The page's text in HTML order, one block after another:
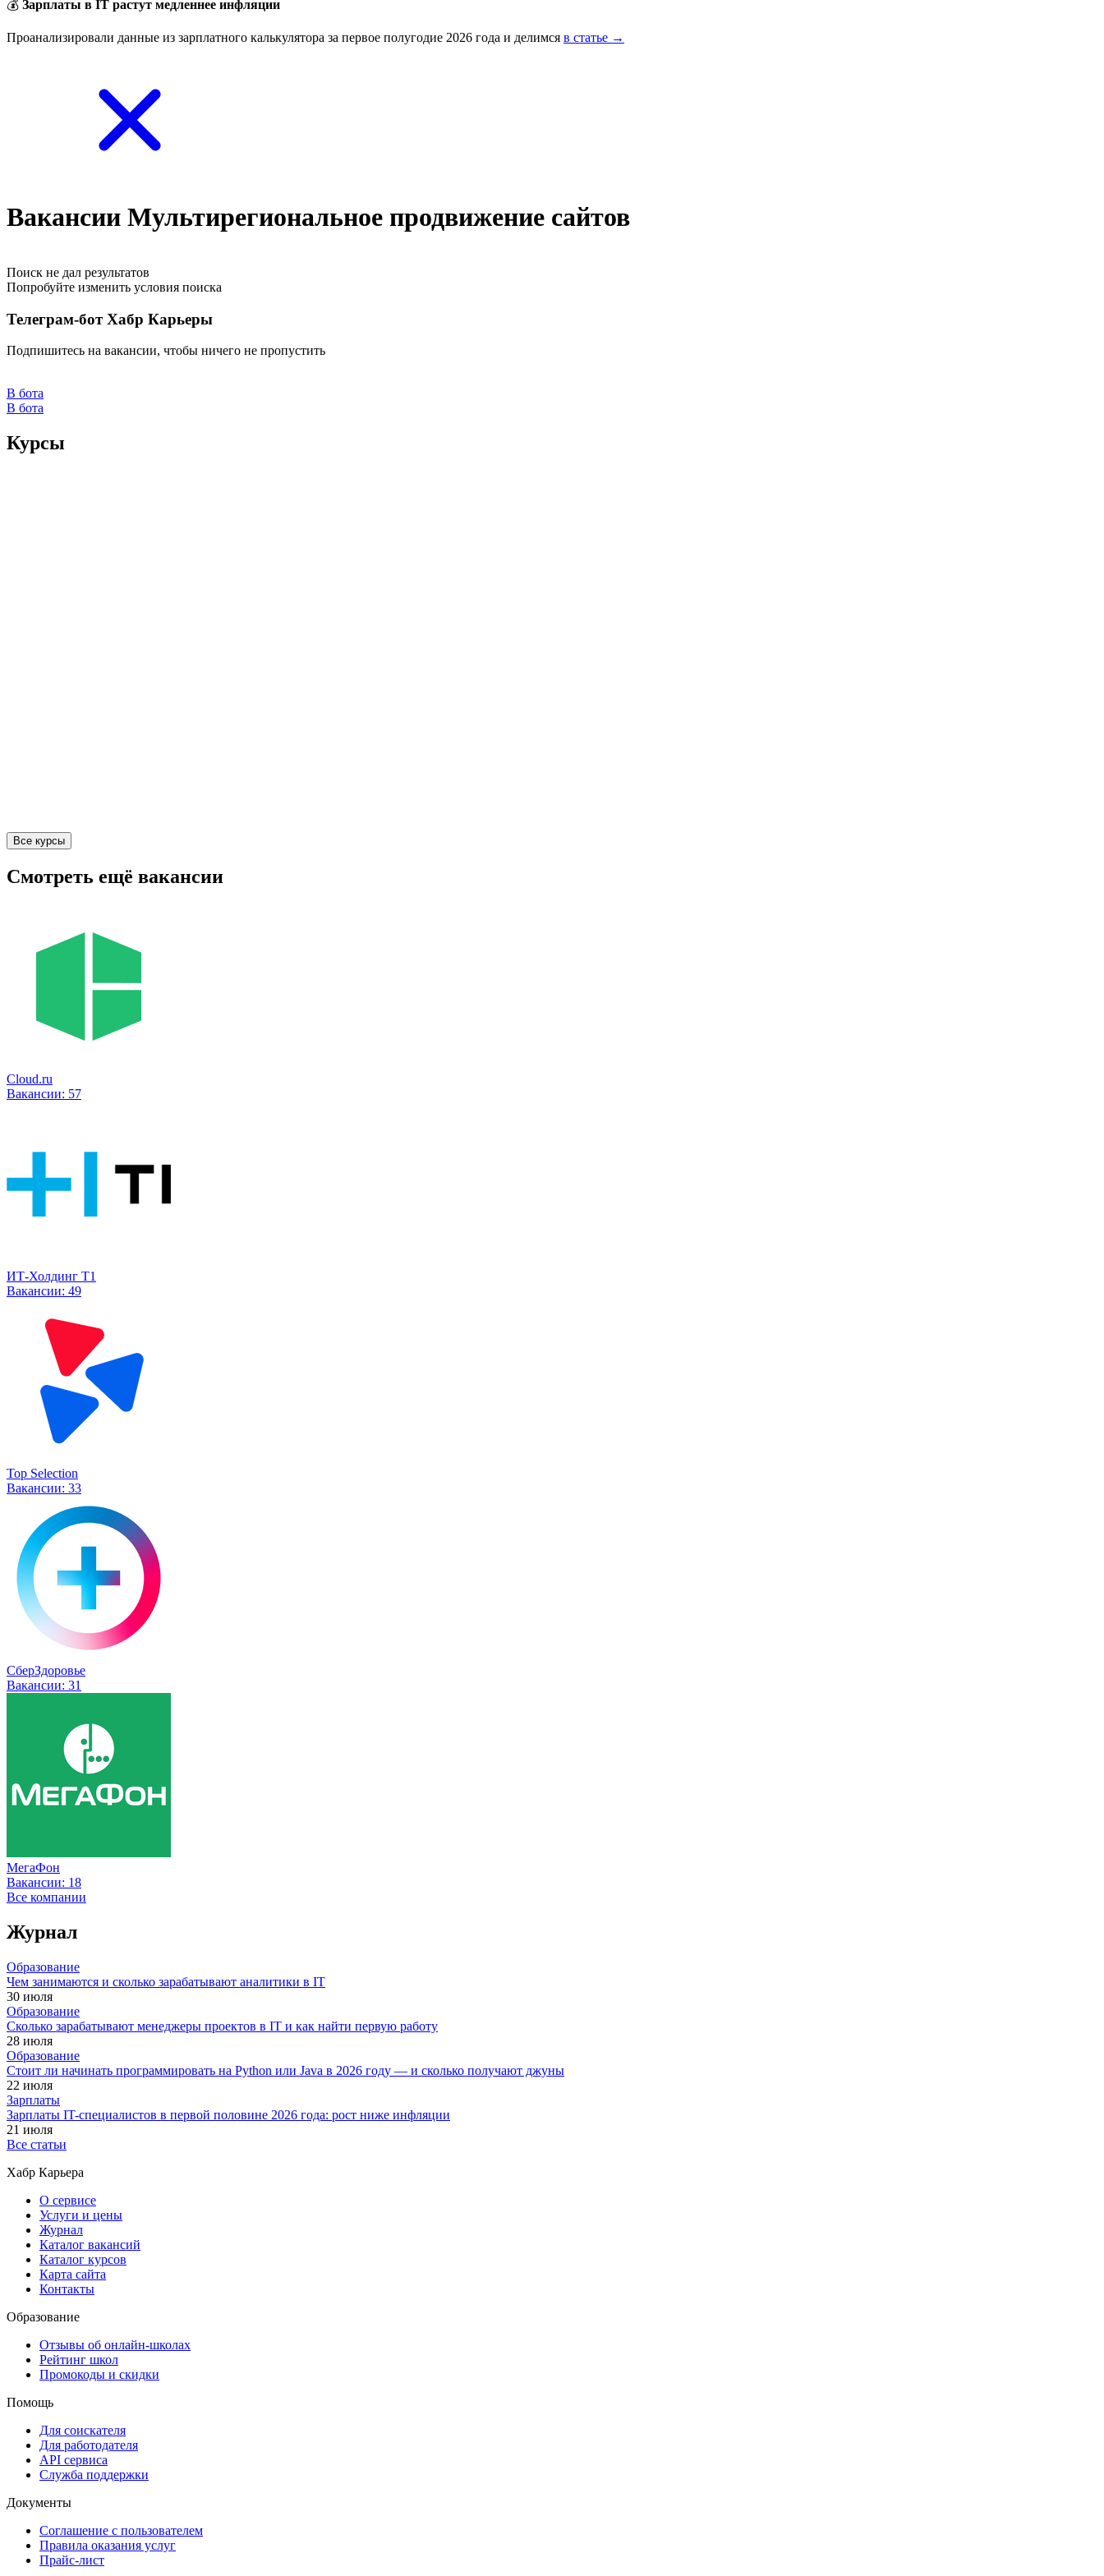
💰 Зарплаты в IT растут медленнее инфляции
Проанализировали данные из зарплатного калькулятора за первое полугодие 2026 года и делимся в статье →
Вакансии Мультирегиональное продвижение сайтов
Поиск не дал результатов
Попробуйте изменить условия поиска
Телеграм-бот Хабр Карьеры
Подпишитесь на вакансии, чтобы ничего не пропустить
В бота
В бота
Курсы
Все курсы
Смотреть ещё вакансии
Cloud.ru
Вакансии: 57
ИТ-Холдинг Т1
Вакансии: 49
Top Selection
Вакансии: 33
СберЗдоровье
Вакансии: 31
МегаФон
Вакансии: 18
Все компании
Журнал
Образование
Чем занимаются и сколько зарабатывают аналитики в IT
30 июля
Образование
Сколько зарабатывают менеджеры проектов в IT и как найти первую работу
28 июля
Образование
Стоит ли начинать программировать на Python или Java в 2026 году — и сколько получают джуны
22 июля
Зарплаты
Зарплаты IT-специалистов в первой половине 2026 года: рост ниже инфляции
21 июля
Все статьи
Хабр Карьера
О сервисе
Услуги и цены
Журнал
Каталог вакансий
Каталог курсов
Карта сайта
Контакты
Образование
Отзывы об онлайн-школах
Рейтинг школ
Промокоды и скидки
Помощь
Для соискателя
Для работодателя
API сервиса
Служба поддержки
Документы
Соглашение с пользователем
Правила оказания услуг
Прайс-лист